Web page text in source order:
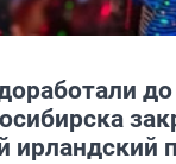
ирландский